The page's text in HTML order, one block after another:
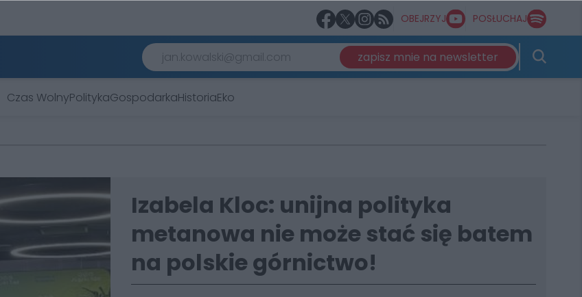
OBEJRZYJ POSŁUCHAJ
zapisz mnie na newsletter
Czas WolnyPolitykaGospodarkaHistoriaEko
Izabela Kloc: unijna polityka
metanowa nie może stać się batem
na polskie górnictwo!